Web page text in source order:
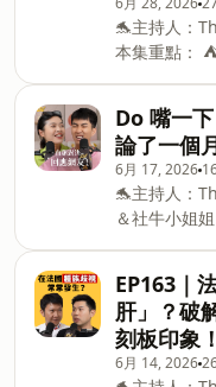
學後在 Party 上找
女友會讓我
我們的專屬折扣
碼：
用） 👉折扣碼兌換：
https://ttx.tw/HlzmL #
斗數課重製
管指南 #零基礎入門 本
嘟人命盤好
預兆？ ⛺ 為什麼年輕人這麼愛算命？ ⛺
小時候生病要先念
紫微斗數竟然可以省錢
的竟然是網路交友？ ⛺
吉」，天生
🐬主持人：
本集重點： ⛺ 如果沒好好生活，拍生活
鬆嗎？ ⛺ 忙著工作甚至有兩年自己的生
活是空白？ ⛺ 拍生活影片像是上學，在
必修中找興趣 ⛺ 旅遊 YTR 其實很難
「體驗旅遊」？ ⛺ 下一個練習
⛺ 想給對生
⛺ Ian 沒看
The DoDo Men -
https://
Instagram｜
https://
Facebook｜
https://
Do 嘴一
論了一個
6月 17, 2026
🐬主持人：
＆社牛小姐姐 Jeannie
一個月，心情還好嗎？
反思是？ 💋 拍片的初衷 💋 經歷酸民攻擊
後的自我成長？ The DoDo Men
YouTube｜
EP163｜
肝」？破
刻板印象
6月 14, 2026